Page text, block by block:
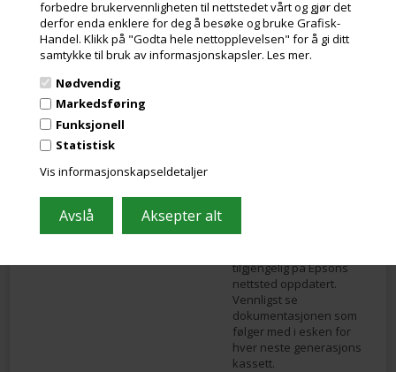
forbedre brukervennligheten til nettstedet vårt og gjør det
derfor enda enklere for deg å besøke og bruke Grafisk-
Handel. Klikk på "Godta hele nettopplevelsen" for å gi ditt
samtykke til bruk av informasjonskapsler. Les mer.
Nødvendig
Markedsføring
Funksjonell
Statistisk
Vis informasjonskapseldetaljer
at det er en rest på ca. 8-
15 % i kassetten etter at
den er rapportert tom.
Dette er grunnen til at de
er derfor viktig å holde
tilgjengelig på Epsons
nettsted oppdatert.
Vennligst se
dokumentasjonen som
følger med i esken for
hver neste generasjons
kassett.